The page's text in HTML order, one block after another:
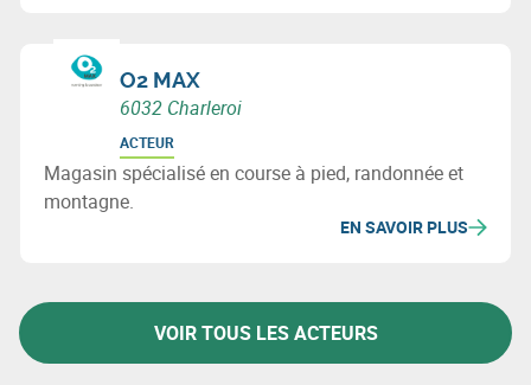
O2 MAX
6032 Charleroi
ACTEUR
Magasin spécialisé en course à pied, randonnée et
montagne.
EN SAVOIR PLUS
VOIR TOUS LES ACTEURS